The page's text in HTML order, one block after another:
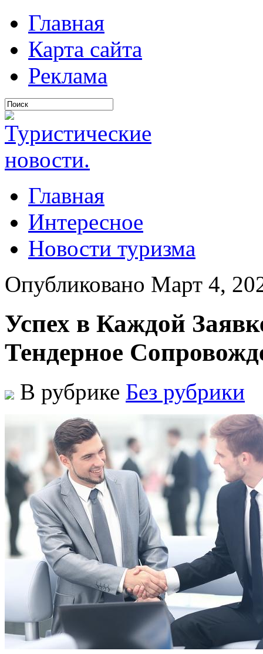
Главная
Карта сайта
Реклама
Главная
Интересное
Новости туризма
Опубликовано Март 4,
Успех в Каждой
Тендерное
В рубрике Без рубрики